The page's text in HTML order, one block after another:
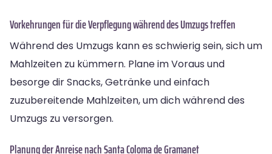
Vorkehrungen für die Verpflegung während des Umzugs treffen
Während des Umzugs kann es schwierig sein, sich um
Mahlzeiten zu kümmern. Plane im Voraus und
besorge dir Snacks, Getränke und einfach
zuzubereitende Mahlzeiten, um dich während des
Umzugs zu versorgen.
Planung der Anreise nach Santa Coloma de Gramanet